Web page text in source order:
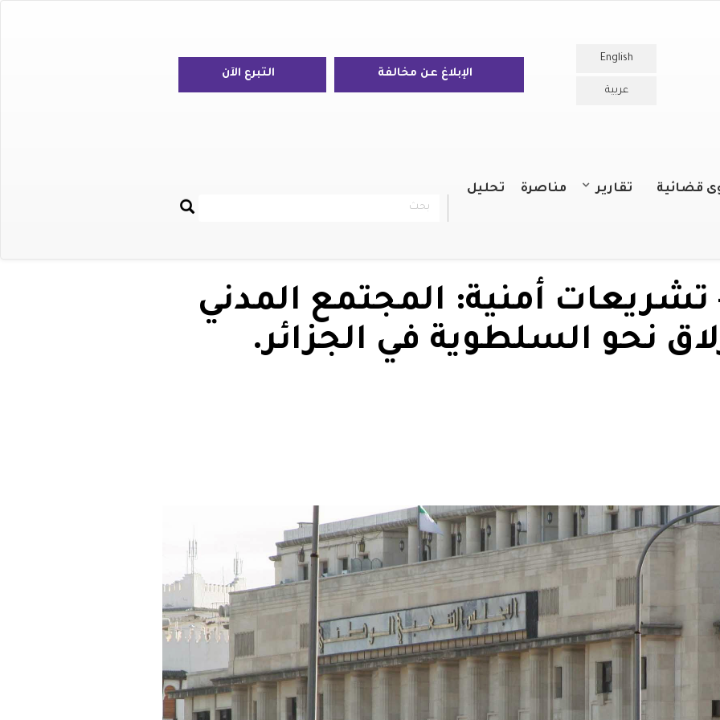
English
عربية
الإبلاغ عن مخالفة التبرع الآن
قضائية تقارير مناصرة تحليل
Rechercher
بحث
أمنية: المجتمع المدني
نحو السلطوية في الجزائر.